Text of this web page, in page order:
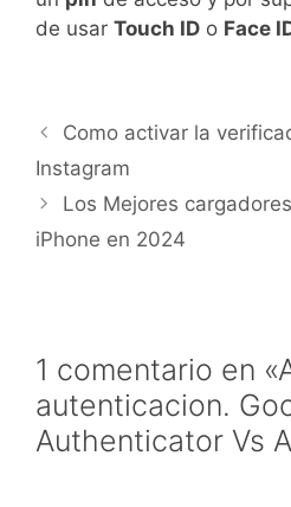
de usar Touch ID o Face
Como activar la
Instagram
Los Mejores
iPhone en 2024
1 comentario en
autenticacion.
Authenticator Vs